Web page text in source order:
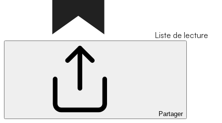
Liste de lecture
Partager